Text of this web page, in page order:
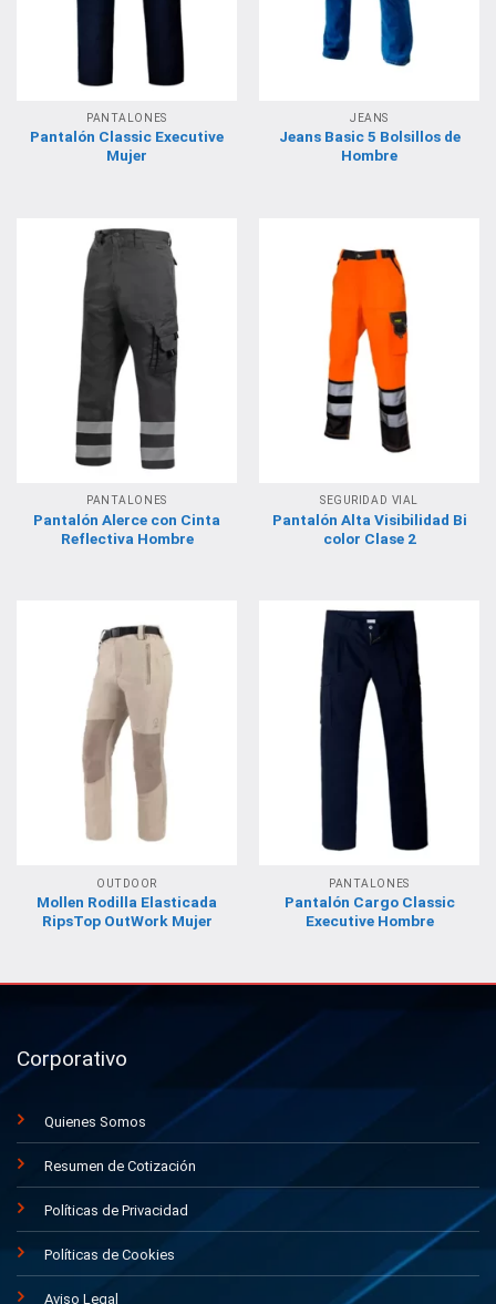
PANTALONES
Pantalón Classic Executive
Mujer
JEANS
Jeans Basic 5 Bolsillos de
Hombre
PANTALONES
Pantalón Alerce con Cinta
Reflectiva Hombre
SEGURIDAD VIAL
Pantalón Alta Visibilidad Bi
color Clase 2
OUTDOOR
Mollen Rodilla Elasticada
RipsTop OutWork Mujer
PANTALONES
Pantalón Cargo Classic
Executive Hombre
Corporativo
Quienes Somos
Resumen de Cotización
Políticas de Privacidad
Políticas de Cookies
Aviso Legal